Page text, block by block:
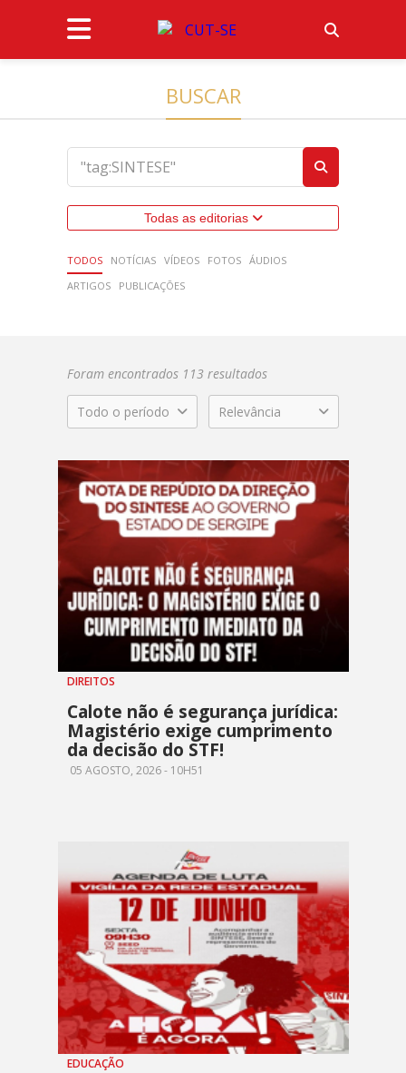
BUSCAR
Todas as editorias
TODOS NOTÍCIAS VÍDEOS FOTOS ÁUDIOS
ARTIGOS
PUBLICAÇÕES
Foram encontrados 113 resultados
Todo o período Relevância
DIREITOS
Calote não é segurança jurídica:
Magistério exige cumprimento
da decisão do STF!
05 AGOSTO, 2026 - 10H51
EDUCAÇÃO